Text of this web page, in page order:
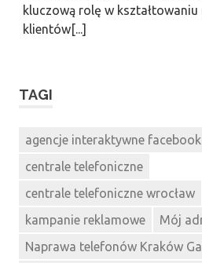
kluczową rolę w
klientów[...]
TAGI
agencje interaktywne facebook
centrale telefoniczne
centrale telefoniczne wrocław
kampanie reklamowe
Mój
Naprawa telefonów Kraków